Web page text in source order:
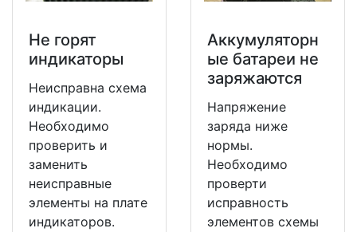
Не горят
индикаторы
Неисправна схема
индикации.
Необходимо
проверить и
заменить
неисправные
элементы на плате
индикаторов.
Аккумуляторн
ые батареи не
заряжаются
Напряжение
заряда ниже
нормы.
Необходимо
проверти
исправность
элементов схемы